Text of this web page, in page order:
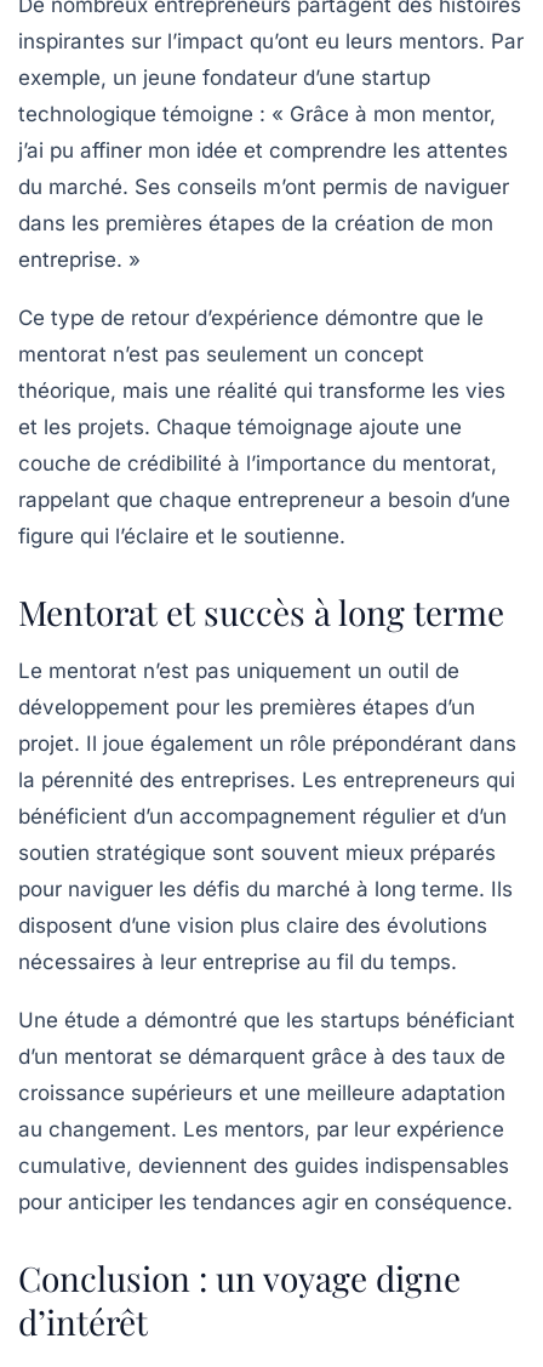
De nombreux entrepreneurs partagent des histoires
inspirantes sur l’impact qu’ont eu leurs mentors. Par
exemple, un jeune fondateur d’une startup
technologique témoigne : « Grâce à mon mentor,
j’ai pu affiner mon idée et comprendre les attentes
du marché. Ses conseils m’ont permis de naviguer
dans les premières étapes de la création de mon
entreprise. »
Ce type de retour d’expérience démontre que le
mentorat n’est pas seulement un concept
théorique, mais une réalité qui transforme les vies
et les projets. Chaque témoignage ajoute une
couche de crédibilité à l’importance du mentorat,
rappelant que chaque entrepreneur a besoin d’une
figure qui l’éclaire et le soutienne.
Mentorat et succès à long terme
Le mentorat n’est pas uniquement un outil de
développement pour les premières étapes d’un
projet. Il joue également un rôle prépondérant dans
la pérennité des entreprises. Les entrepreneurs qui
bénéficient d’un accompagnement régulier et d’un
soutien stratégique sont souvent mieux préparés
pour naviguer les défis du marché à long terme. Ils
disposent d’une vision plus claire des évolutions
nécessaires à leur entreprise au fil du temps.
Une étude a démontré que les startups bénéficiant
d’un mentorat se démarquent grâce à des taux de
croissance supérieurs et une meilleure adaptation
au changement. Les mentors, par leur expérience
cumulative, deviennent des guides indispensables
pour anticiper les tendances agir en conséquence.
Conclusion : un voyage digne
d’intérêt